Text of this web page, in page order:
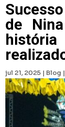
de
jul 21, 2025 | Blog |